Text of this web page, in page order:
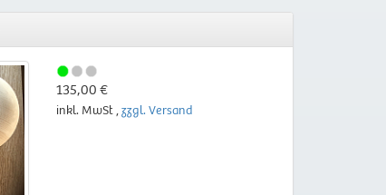
135,00 €
inkl. MwSt , zzgl. Versand